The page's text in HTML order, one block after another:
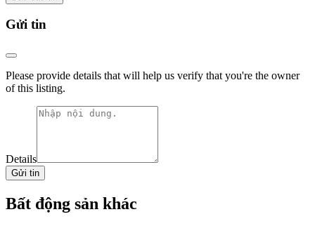
Gửi tin
Please provide details that will help us verify that you're the owner
of this listing.
Details
Gửi tin
Bất động sản khác